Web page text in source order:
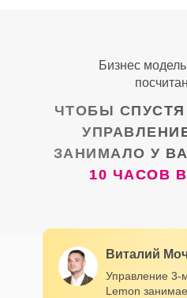
ЧТОБЫ СПУСТЯ
ЗАНИМАЛО У
10 ЧАСОВ
Бизнес
Виталий
Управление 3-
Lemon